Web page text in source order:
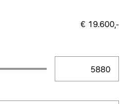
€ 19.600,-